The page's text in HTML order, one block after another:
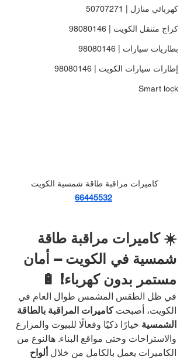
كهربائي منازل | 50707271
كراج متنقل الكويت | 98080146
بطاريات سيارات | 98080146
إطارات سيارات الكويت | 98080146
Smart lock
كاميرات مراقبة طاقة شمسية الكويت
66445532
☀️ كاميرات مراقبة طاقة
شمسية في الكويت – أمان
مستمر بدون كهرباء! 🔋
في ظل الطقس المشمس طوال العام في
الكويت، أصبحت كاميرات المراقبة بالطاقة
الشمسية خيارًا ذكيًا وفعالًا للبيوت والمزارع
والاستراحات وحتى مواقع البناء. هالنوع من
الكاميرات يعمل بالكامل من خلال ألواح